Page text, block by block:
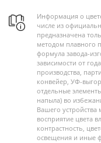
Информация о
числе из
предназначена
методом плавного
формула завода-
зависимости от
производства,
конвейер, УФ-
отдельные
напыла) во
Вашего устройства
восприятие цвета
контрастность,
освещения и иные